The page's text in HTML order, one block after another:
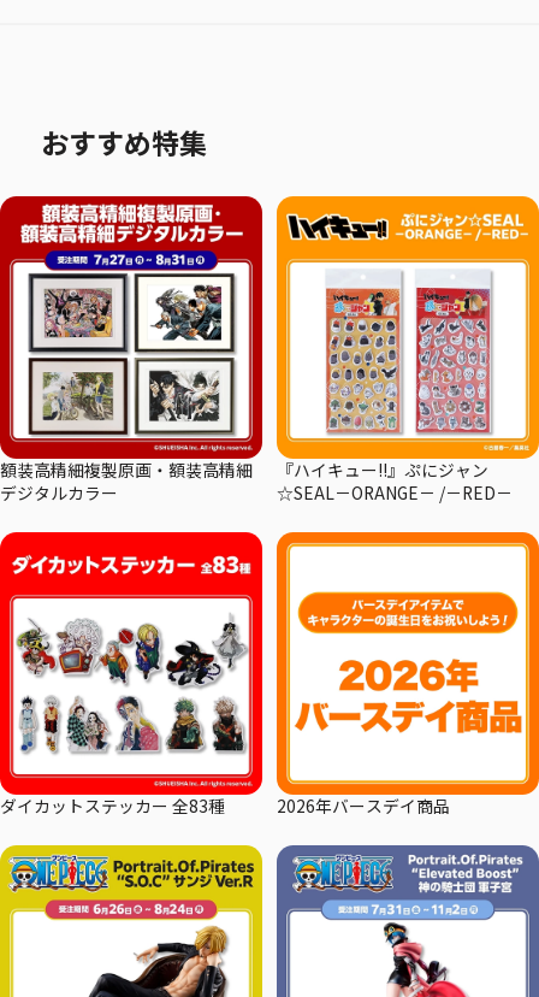
おすすめ特集
額装高精細複製原画・額装高精細
デジタルカラー
『ハイキュー!!』ぷにジャン
☆SEAL－ORANGE－ /－RED－
ダイカットステッカー 全83種 2026年バースデイ商品